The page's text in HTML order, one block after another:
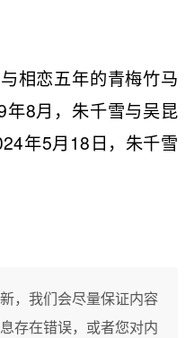
相恋五年的青梅竹马
8月，朱千雪与吴昆
年5月18日，朱千雪
，我们会尽量保证内容
存在错误，或者您对内